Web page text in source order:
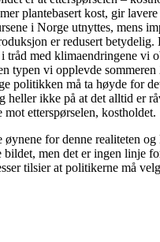
plantebasert kost, gir lavere
i Norge utnyttes, mens
er redusert betydelig.
tråd med klimaendringene vi
typen vi opplevde
politikken må ta høyde for
heller ikke på at det alltid er
etterspørselen, kostholdet.
for denne realiteten og
bildet, men det er ingen linje
tilsier at politikerne må